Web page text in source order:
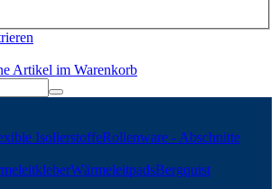
Artikel im Warenkorb
IsolierstoffeRollenware - Abschnitte
WärmeleitpadsBergquist